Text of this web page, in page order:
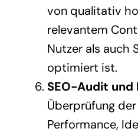
von qualitativ
relevantem
Nutzer als auch
optimiert ist.
SEO-Audit und
Überprüfung
Performance,